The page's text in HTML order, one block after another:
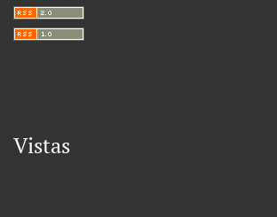
Vistas